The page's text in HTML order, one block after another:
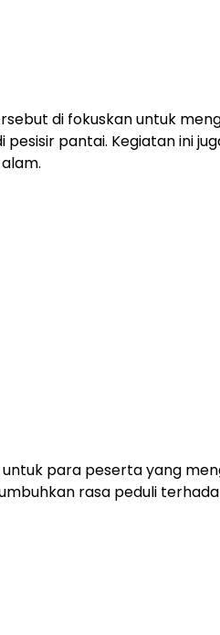
di fokuskan untuk
pesisir pantai. Kegiatan ini
untuk para peserta yang
rasa peduli